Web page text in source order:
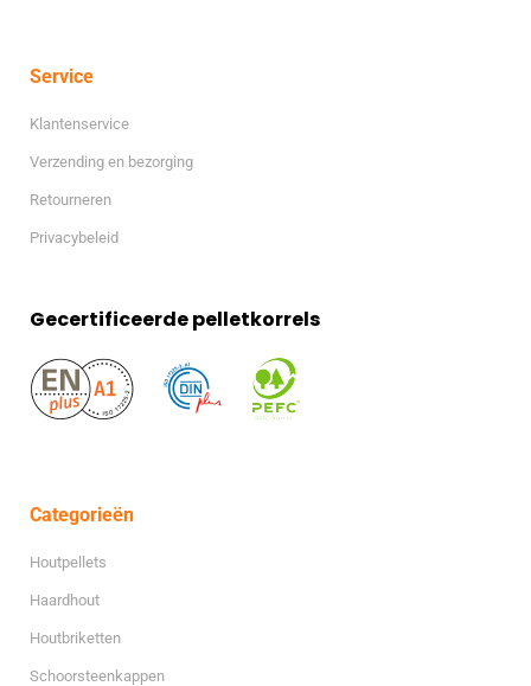
Service
Klantenservice
Verzending en bezorging
Retourneren
Privacybeleid
Gecertificeerde pelletkorrels
Categorieën
Houtpellets
Haardhout
Houtbriketten
Schoorsteenkappen